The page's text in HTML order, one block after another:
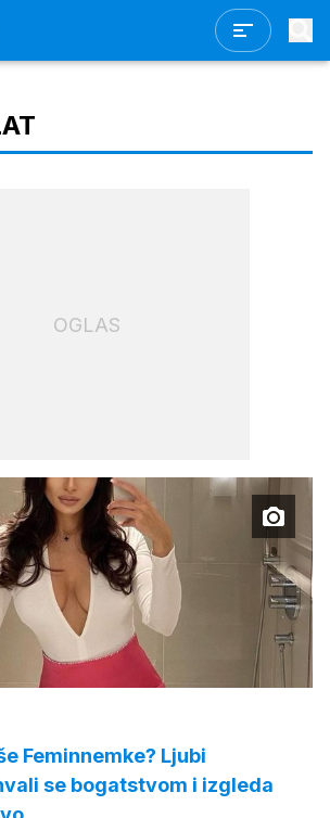
OGLAS
Feminnemke? Ljubi
se bogatstvom i izgleda